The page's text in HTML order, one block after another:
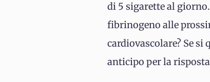
di 5 sigarette al
fibrinogeno alle
cardiovascolare? Se
anticipo per la